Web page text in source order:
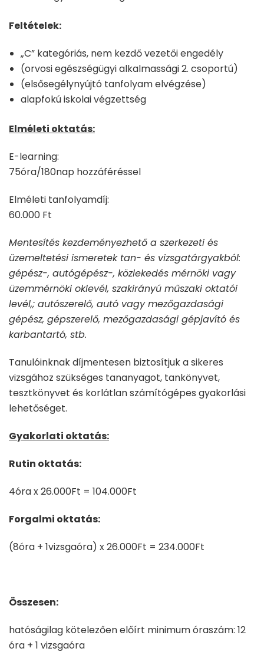
Feltételek:
„C” kategóriás, nem kezdő vezetői engedély
(orvosi egészségügyi alkalmassági 2. csoportú)
(elsősegélynyújtó tanfolyam elvégzése)
alapfokú iskolai végzettség
Elméleti oktatás:
E-learning:
75óra/180nap hozzáféréssel
Elméleti tanfolyamdíj:
60.000 Ft
Mentesítés kezdeményezhető a szerkezeti és
üzemeltetési ismeretek tan- és vizsgatárgyakból:
gépész-, autógépész-, közlekedés mérnöki vagy
üzemmérnöki oklevél, szakirányú műszaki oktatói
levél,; autószerelő, autó vagy mezőgazdasági
gépész, gépszerelő, mezőgazdasági gépjavító és
karbantartó, stb.
Tanulóinknak díjmentesen biztosítjuk a sikeres
vizsgához szükséges tananyagot, tankönyvet,
tesztkönyvet és korlátlan számítógépes gyakorlási
lehetőséget.
Gyakorlati oktatás:
Rutin oktatás:
4óra x 26.000Ft = 104.000Ft
Forgalmi oktatás:
(8óra + 1vizsgaóra) x 26.000Ft = 234.000Ft
Összesen:
hatóságilag kötelezően előírt minimum óraszám: 12
óra + 1 vizsgaóra